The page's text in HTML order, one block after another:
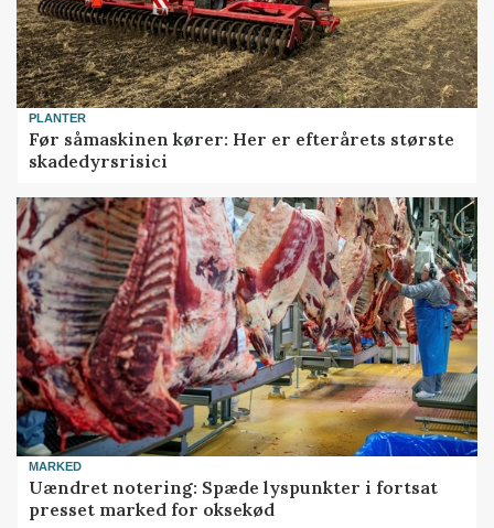
PLANTER
Før såmaskinen kører: Her er efterårets største
skadedyrsrisici
MARKED
Uændret notering: Spæde lyspunkter i fortsat
presset marked for oksekød